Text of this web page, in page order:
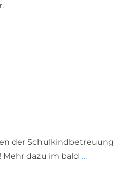
der Schulkindbetreuung
dazu im bald …